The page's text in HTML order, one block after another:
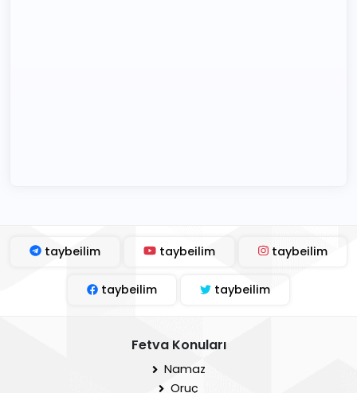
taybeilim taybeilim taybeilim
taybeilim taybeilim
Fetva Konuları
Namaz
Oruç